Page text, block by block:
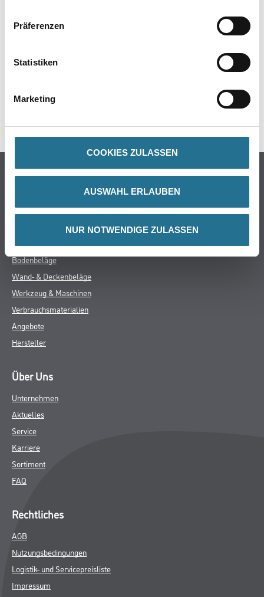
Präferenzen
Statistiken
Marketing
COOKIES ZULASSEN
AUSWAHL ERLAUBEN
NUR NOTWENDIGE ZULASSEN
PRODUKTEIGENSCHAFTEN
Online-Shop
WDV-Systeme
Putze & Spachtelmassen
Bodenbeläge
Wand- & Deckenbeläge
Werkzeug & Maschinen
Verbrauchsmaterialien
Angebote
Hersteller
Über Uns
Unternehmen
Aktuelles
Service
Karriere
Sortiment
FAQ
Rechtliches
AGB
Nutzungsbedingungen
Logistik- und Servicepreisliste
Impressum